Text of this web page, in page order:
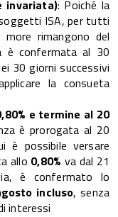
invariata): Poiché la
ISA, per tutti
rimangono del
è confermata al 30
30 giorni successivi
la consueta
e termine al 20
è prorogata al 20
è possibile versare
allo 0,80% va dal 21
è confermato lo
incluso, senza
interessi